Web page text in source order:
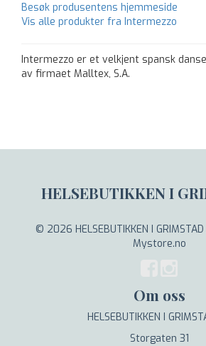
Besøk produsentens hjemmeside
Vis alle produkter fra Intermezzo
Intermezzo er et velkjent spansk
av firmaet Malltex, S.A.
HELSEBUTIKKEN I
© 2026 HELSEBUTIKKEN I
Mystore.no
Om oss
HELSEBUTIKKEN I
Storgaten 31